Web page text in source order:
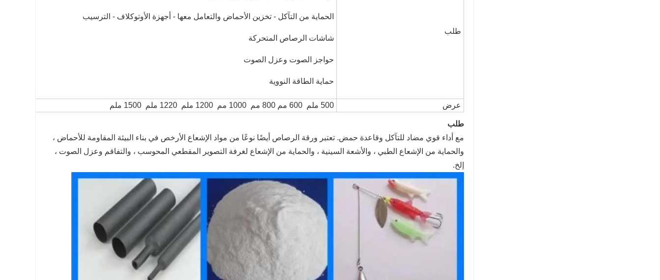
طلب
الحماية من التآكل - تخزين الأحماض والتعامل معها - أجهزة الأوتوكلاف - الترسيب
شاشات الرصاص المتحركة
حواجز الصوت وعزل الصوت
حماية الطاقة النووية
عرض 500 ملم 600 مم 800 مم 1000 مم 1200 ملم 1220 ملم 1500 ملم
طلب
مع أداء قوي مضاد للتآكل وقاعدة حمض. تعتبر ورقة الرصاص أيضًا نوعًا من مواد الإشعاع الأرخص في بناء البيئة المقاومة للأحماض ،
والحماية من الإشعاع الطبي ، والأشعة السينية ، والحماية من الإشعاع لغرفة التصوير المقطعي المحوسب ، والتفاقم وعزل الصوت ،
إلخ.